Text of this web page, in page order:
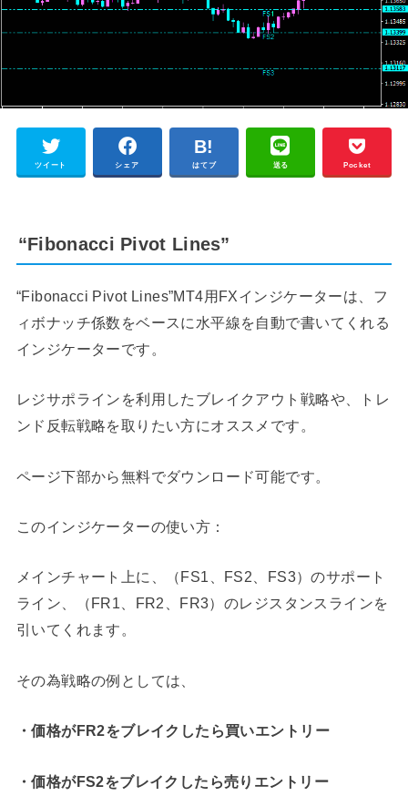
ツイート シェア はてブ 送る Pocket
“Fibonacci Pivot Lines”
“Fibonacci Pivot Lines”MT4用FXインジケーターは、フ
ィボナッチ係数をベースに水平線を自動で書いてくれる
インジケーターです。
レジサポラインを利用したブレイクアウト戦略や、トレ
ンド反転戦略を取りたい方にオススメです。
ページ下部から無料でダウンロード可能です。
このインジケーターの使い方：
メインチャート上に、（FS1、FS2、FS3）のサポート
ライン、（FR1、FR2、FR3）のレジスタンスラインを
引いてくれます。
その為戦略の例としては、
・価格がFR2をブレイクしたら買いエントリー
・価格がFS2をブレイクしたら売りエントリー